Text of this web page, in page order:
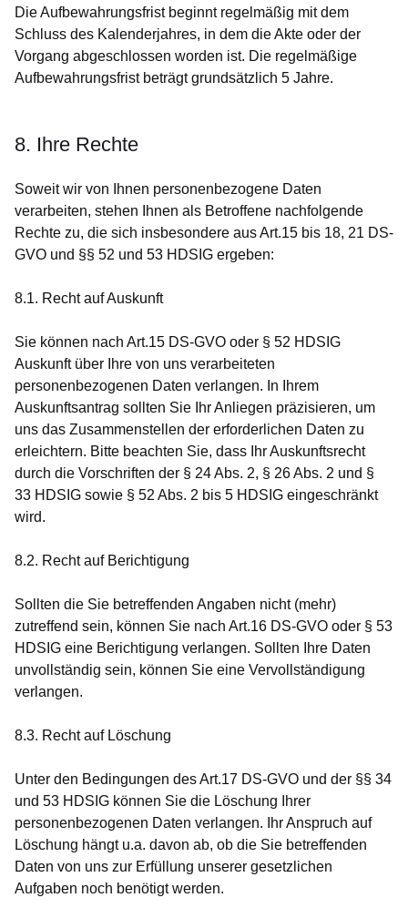
Die Aufbewahrungsfrist beginnt regelmäßig mit dem
Schluss des Kalenderjahres, in dem die Akte oder der
Vorgang abgeschlossen worden ist. Die regelmäßige
Aufbewahrungsfrist beträgt grundsätzlich 5 Jahre.
8. Ihre Rechte
Soweit wir von Ihnen personenbezogene Daten
verarbeiten, stehen Ihnen als Betroffene nachfolgende
Rechte zu, die sich insbesondere aus Art.15 bis 18, 21 DS-
GVO und §§ 52 und 53 HDSIG ergeben:
8.1. Recht auf Auskunft
Sie können nach Art.15 DS-GVO oder § 52 HDSIG
Auskunft über Ihre von uns verarbeiteten
personenbezogenen Daten verlangen. In Ihrem
Auskunftsantrag sollten Sie Ihr Anliegen präzisieren, um
uns das Zusammenstellen der erforderlichen Daten zu
erleichtern. Bitte beachten Sie, dass Ihr Auskunftsrecht
durch die Vorschriften der § 24 Abs. 2, § 26 Abs. 2 und §
33 HDSIG sowie § 52 Abs. 2 bis 5 HDSIG eingeschränkt
wird.
8.2. Recht auf Berichtigung
Sollten die Sie betreffenden Angaben nicht (mehr)
zutreffend sein, können Sie nach Art.16 DS-GVO oder § 53
HDSIG eine Berichtigung verlangen. Sollten Ihre Daten
unvollständig sein, können Sie eine Vervollständigung
verlangen.
8.3. Recht auf Löschung
Unter den Bedingungen des Art.17 DS-GVO und der §§ 34
und 53 HDSIG können Sie die Löschung Ihrer
personenbezogenen Daten verlangen. Ihr Anspruch auf
Löschung hängt u.a. davon ab, ob die Sie betreffenden
Daten von uns zur Erfüllung unserer gesetzlichen
Aufgaben noch benötigt werden.